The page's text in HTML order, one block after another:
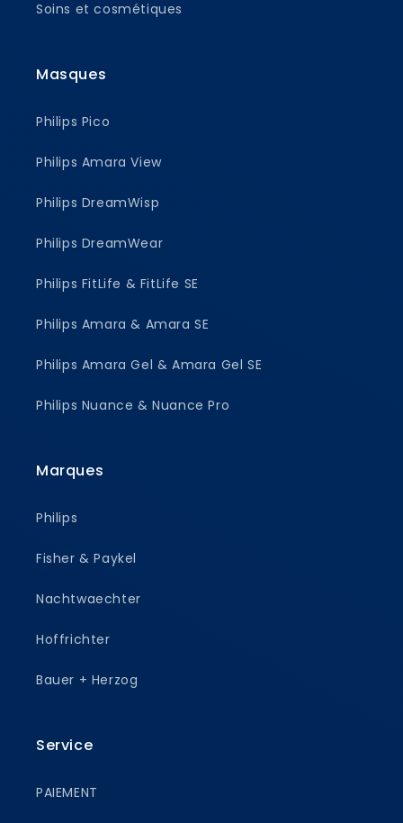
Soins et cosmétiques
Masques
Philips Pico
Philips Amara View
Philips DreamWisp
Philips DreamWear
Philips FitLife & FitLife SE
Philips Amara & Amara SE
Philips Amara Gel & Amara Gel SE
Philips Nuance & Nuance Pro
Marques
Philips
Fisher & Paykel
Nachtwaechter
Hoffrichter
Bauer + Herzog
Service
PAIEMENT